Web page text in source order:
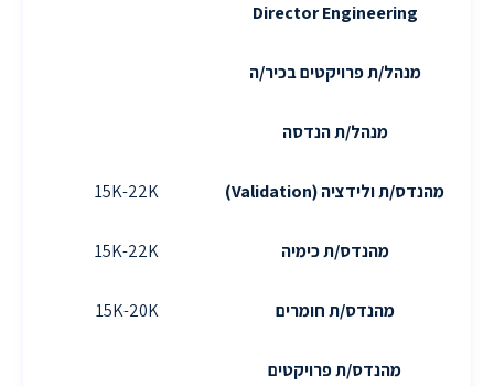
Director Engineering
מנהל/ת פרויקטים בכיר/ה
מנהל/ת הנדסה
מהנדס/ת ולידציה (Validation) 15K-22K
מהנדס/ת כימיה 15K-22K
מהנדס/ת חומרים 15K-20K
מהנדס/ת פרויקטים